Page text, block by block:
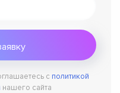
с политикой
нашего сайта